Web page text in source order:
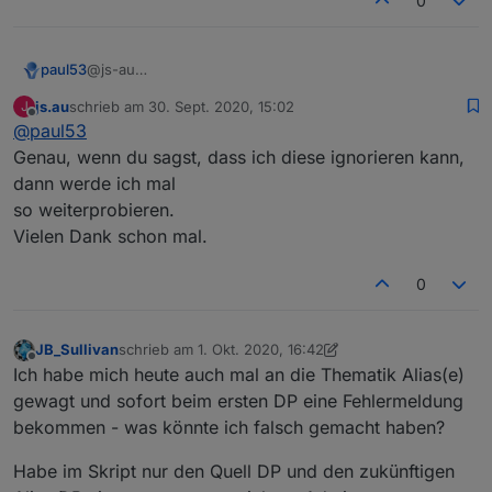
paul53@js-au
anmeckert, die er nicht kennt ?
Das solltest Du ignorieren.
J
Offline
js.auschrieb am 30. Sept. 2020, 15:02
zuletzt editiert von
@paul53
Genau, wenn du sagst, dass ich diese ignorieren kann,
dann werde ich mal
so weiterprobieren.
Vielen Dank schon mal.
0
Offline
JB_Sullivanschrieb am 1. Okt. 2020, 16:42
zuletzt editiert von JB_Sullivan10. Jan. 2020, 18:47
Ich habe mich heute auch mal an die Thematik Alias(e)
gewagt und sofort beim ersten DP eine Fehlermeldung
bekommen - was könnte ich falsch gemacht haben?
Habe im Skript nur den Quell DP und den zukünftigen